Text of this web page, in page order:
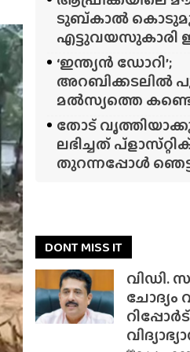
ടുബ്‌കാൽ
എട്ടുവയസുകാരി
‘ഇന്ത്യൻ ഡോറി’;
അറബിക്കടലിൽ
മൽസ്യത്തെ
തോട്
ലഭിച്ചത്
തുറന്നപ്പോൾ
DONT MISS IT
വിഡി.
ചോദ്യം